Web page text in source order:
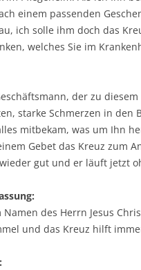
einem passenden
ich solle ihm doch das
welches Sie im
der zu
starke Schmerzen in den
mitbekam, was um Ihn
Gebet das Kreuz zum
gut und er läuft jetzt
Namen des Herrn Jesus
und das Kreuz hilft